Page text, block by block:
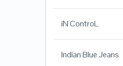
iN ControL
Indian Blue Jeans